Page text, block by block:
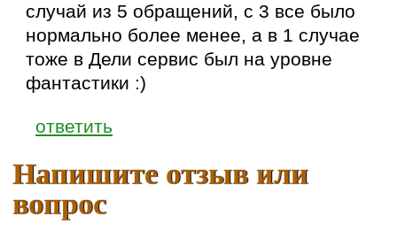
случай из 5 обращений, с 3 все было
нормально более менее, а в 1 случае
тоже в Дели сервис был на уровне
фантастики :)
ответить
Напишите отзыв или
вопрос